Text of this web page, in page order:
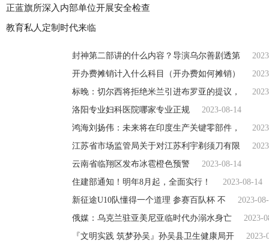
正蓝旗所深入内部单位开展安全检查
教育私人定制时代来临
封神第二部讲的什么内容？导演乌尔善剧透第
开办费摊销计入什么科目（开办费如何摊销）
标晚：切尔西将拒绝米兰引进布罗亚的提议，
洛阳专业妇科医院哪家专业正规
2023-08-14
鸿海刘扬伟：未来将在印度生产关键零部件，
江苏省市场监管局关于对江苏利宇剃须刀有限
云南省临翔区发布冰雹橙色预警
2023-08-14
住建部通知！明年8月起，全面实行！
2023-08-14
新征途U10队懂得一个道理 参赛百队杯 不
2023-
俄媒：乌克兰驻亚美尼亚临时代办溺水身亡
2023-
『文明实践 筑梦孙吴』孙吴县卫生健康局开
2023-